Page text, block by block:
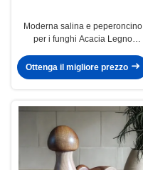
Moderna salina e peperoncino
per i funghi Acacia Legno
vassoio mulino per la raccolta di
articoli da cucina
Ottenga il migliore prezzo